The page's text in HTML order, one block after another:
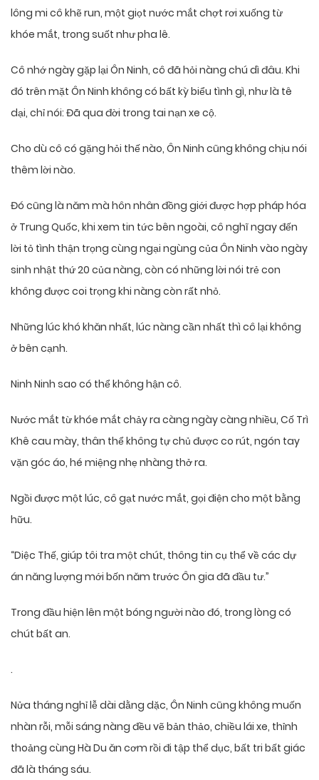
lông mi cô khẽ run, một giọt nước mắt chợt rơi xuống từ
khóe mắt, trong suốt như pha lê.
Cô nhớ ngày gặp lại Ôn Ninh, cô đã hỏi nàng chú dì đâu. Khi
đó trên mặt Ôn Ninh không có bất kỳ biểu tình gì, như là tê
dại, chỉ nói: Đã qua đời trong tai nạn xe cộ.
Cho dù cô có gặng hỏi thế nào, Ôn Ninh cũng không chịu nói
thêm lời nào.
Đó cũng là năm mà hôn nhân đồng giới được hợp pháp hóa
ở Trung Quốc, khi xem tin tức bên ngoài, cô nghĩ ngay đến
lời tỏ tình thận trọng cùng ngại ngùng của Ôn Ninh vào ngày
sinh nhật thứ 20 của nàng, còn có những lời nói trẻ con
không được coi trọng khi nàng còn rất nhỏ.
Những lúc khó khăn nhất, lúc nàng cần nhất thì cô lại không
ở bên cạnh.
Ninh Ninh sao có thể không hận cô.
Nước mắt từ khóe mắt chảy ra càng ngày càng nhiều, Cố Trì
Khê cau mày, thân thể không tự chủ được co rút, ngón tay
vặn góc áo, hé miệng nhẹ nhàng thở ra.
Ngồi được một lúc, cô gạt nước mắt, gọi điện cho một bằng
hữu.
“Diệc Thế, giúp tôi tra một chút, thông tin cụ thể về các dự
án năng lượng mới bốn năm trước Ôn gia đã đầu tư.”
Trong đầu hiện lên một bóng người nào đó, trong lòng có
chút bất an.
.
Nửa tháng nghỉ lễ dài dằng dặc, Ôn Ninh cũng không muốn
nhàn rỗi, mỗi sáng nàng đều vẽ bản thảo, chiều lái xe, thỉnh
thoảng cùng Hà Du ăn cơm rồi đi tập thể dục, bất tri bất giác
đã là tháng sáu.